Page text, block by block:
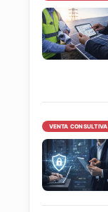
VENTA CONSULTIVA